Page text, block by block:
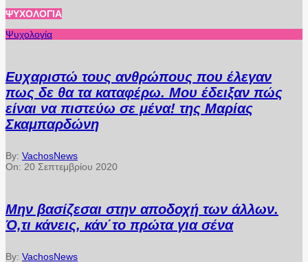
ΨΥΧΟΛΟΓΊΑ
Ψυχολογία
Ευχαριστώ τους ανθρώπους που έλεγαν
πως δε θα τα καταφέρω. Μου έδειξαν πώς
είναι να πιστεύω σε μένα! της Μαρίας
Σκαμπαρδώνη
By: VachosNews
On: 20 Σεπτεμβρίου 2020
Μην βασίζεσαι στην αποδοχή των άλλων.
Ό,τι κάνεις, κάν΄το πρώτα για σένα
By: VachosNews